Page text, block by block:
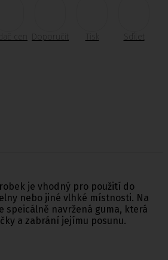
Doporučit Tisk Sdílet
je vhodný pro použití do
nebo jiné vlhké místnosti. Na
speicálně navržená guma, která
a zabrání jejímu posunu.